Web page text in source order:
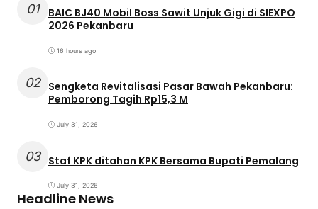
01
BAIC BJ40 Mobil Boss Sawit Unjuk Gigi di SIEXPO
2026 Pekanbaru
16 hours ago
02 Sengketa Revitalisasi Pasar Bawah Pekanbaru:
Pemborong Tagih Rp15,3 M
July 31, 2026
03 Staf KPK ditahan KPK Bersama Bupati Pemalang
July 31, 2026
Headline News